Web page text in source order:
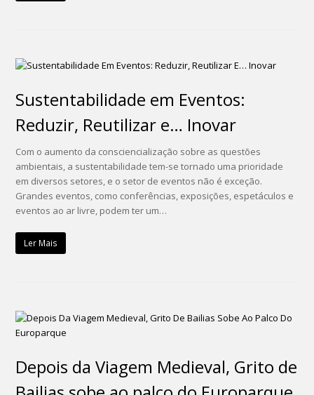
Sustentabilidade em Eventos:
Reduzir, Reutilizar e… Inovar
Com o aumento da consciencialização sobre as questões
ambientais, a sustentabilidade tem-se tornado uma prioridade
em diversos setores, e o setor de eventos não é exceção.
Grandes eventos, como conferências, exposições, espetáculos e
eventos ao ar livre, podem ter um…
Ler Mais
Depois da Viagem Medieval, Grito de